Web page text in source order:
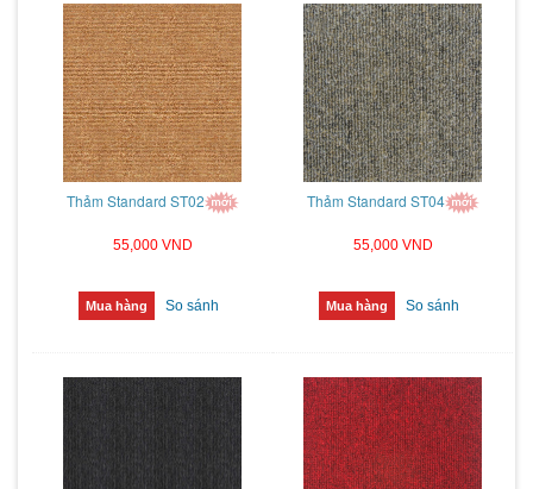
Thảm Standard ST02
55,000 VND
Mua hàng So sánh
Thảm Standard ST04
55,000 VND
Mua hàng So sánh